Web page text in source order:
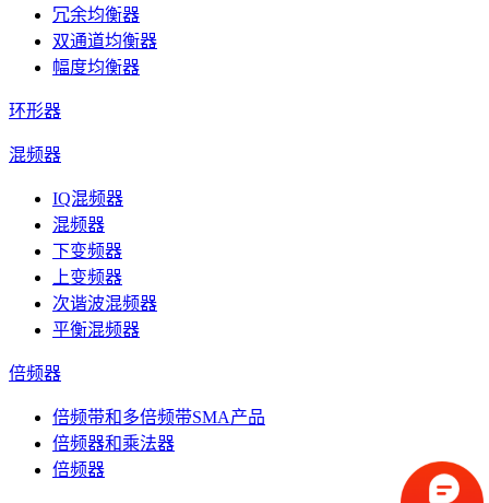
冗余均衡器
双通道均衡器
幅度均衡器
环形器
混频器
IQ混频器
混频器
下变频器
上变频器
次谐波混频器
平衡混频器
倍频器
倍频带和多倍频带SMA产品
倍频器和乘法器
倍频器